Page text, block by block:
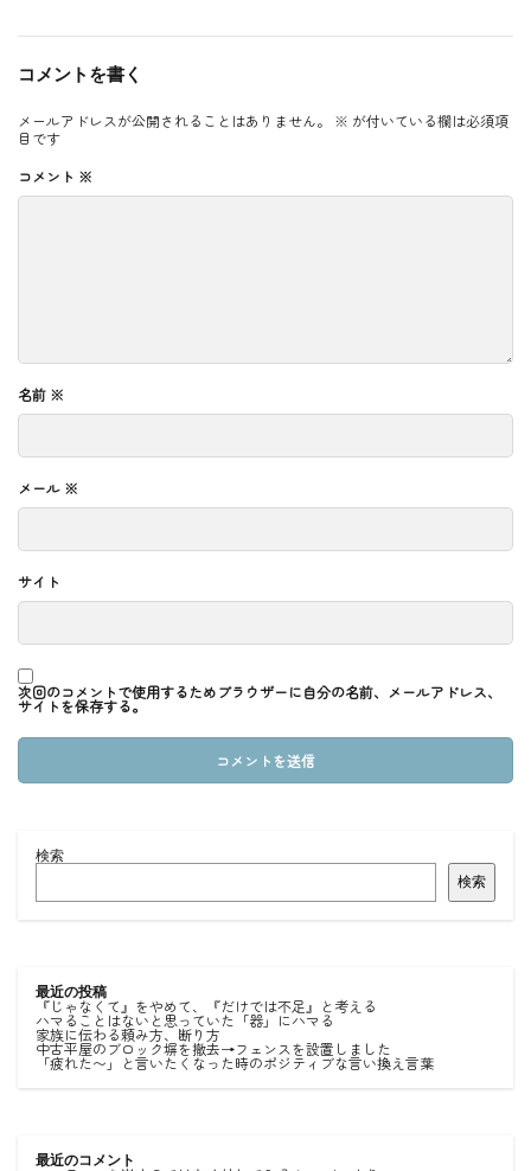
コメントを書く
メールアドレスが公開されることはありません。 ※ が付いている欄は必須項
目です
コメント ※
名前 ※
メール ※
サイト
次回のコメントで使用するためブラウザーに自分の名前、メールアドレス、
サイトを保存する。
検索
検索
最近の投稿
『じゃなくて』をやめて、『だけでは不足』と考える
ハマることはないと思っていた「器」にハマる
家族に伝わる頼み方、断り方
中古平屋のブロック塀を撤去→フェンスを設置しました
「疲れた〜」と言いたくなった時のポジティブな言い換え言葉
最近のコメント